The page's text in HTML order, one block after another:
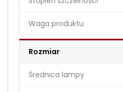
Waga produktu
Rozmiar
Średnica lampy